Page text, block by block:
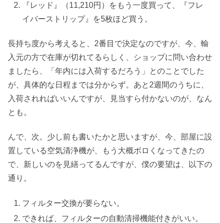
『レッド』（11,210円）をもう一度買って、『フレ
イバーストリップ』を5枚ほど買う。
長持ち度から考えると、2番目で決定なのですが、今、輸
入元の方で在庫が切れてるらしく、ショップに問い合わせ
ましたら、「年内には入荷するだろう」とのことでした
が、具体的な日程までは分からず。あと2週間のうちに、
入荷されればいいんですが、見当すら付かないのが、なん
とも。
んで、次。少し前も書いたかと思いますが、今、部屋に設
置している空気清浄機が、もう大概ボロくなってきたの
で、新しいのを見繕ってるんですが、僕の要望は、以下の
通り。
フィルター交換が要らない。
できれば、フィルターの自動清掃機能付きがいい。